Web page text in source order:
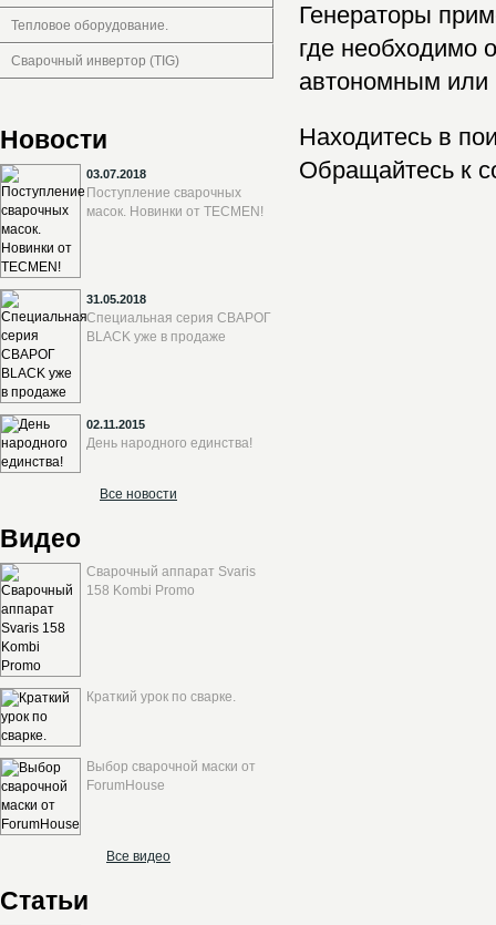
Тепловое оборудование.
Сварочный инвертор (TIG)
Новости
03.07.2018
Поступление сварочных
масок. Новинки от TECMEN!
31.05.2018
Специальная серия СВАРОГ
BLACK уже в продаже
02.11.2015
День народного единства!
Все новости
Видео
Сварочный аппарат Svaris
158 Kombi Promo
Краткий урок по сварке.
Выбор сварочной маски от
ForumHouse
Все видео
Статьи
Генераторы
где необходимо
автономным или
Находитесь в
Обращайтесь к